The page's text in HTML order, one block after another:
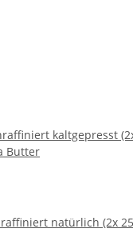
kaltgepresst
Butter